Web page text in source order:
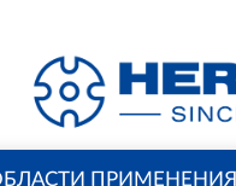
­ПРИМЕНЕНИЯ